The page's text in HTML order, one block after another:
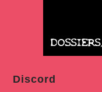
Discord